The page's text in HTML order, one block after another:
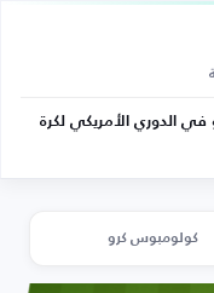
الدوري الأمريكي لكرة
كولومبوس كرو